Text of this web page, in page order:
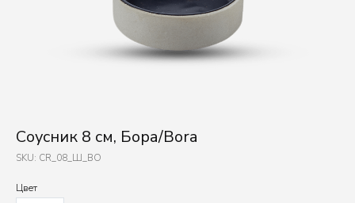
Cоусник 8 см, Бора/Bora
SKU: CR_08_Ш_BO
Цвет